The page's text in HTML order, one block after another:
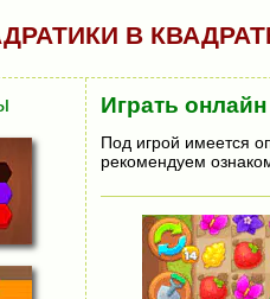
В
Играть
Под игрой имеется
рекомендуем